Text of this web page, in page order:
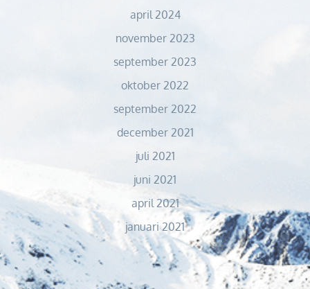
april 2024
november 2023
september 2023
oktober 2022
september 2022
december 2021
juli 2021
juni 2021
april 2021
januari 2021